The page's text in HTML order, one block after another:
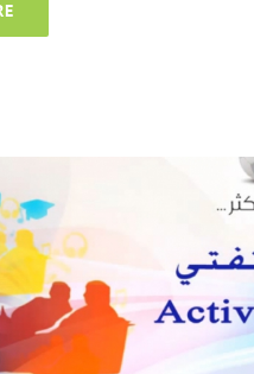
اللقاء الثقافي الثامن